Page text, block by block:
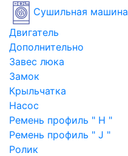
Сушильная машина
Двигатель
Дополнительно
Завес люка
Замок
Крыльчатка
Насос
Ремень профиль " H "
Ремень профиль " J "
Ролик